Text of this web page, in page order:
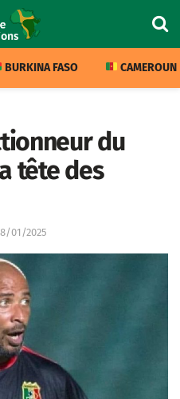
BURKINA FASO CAMEROUN
du
tête des
01/2025